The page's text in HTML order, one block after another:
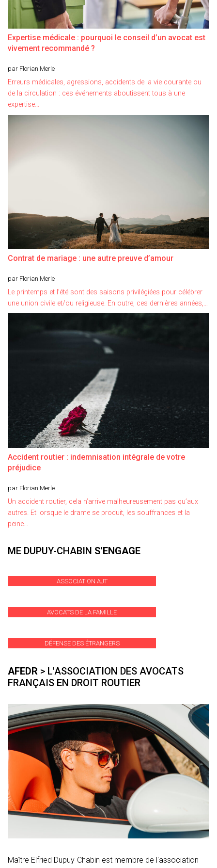
Expertise médicale : pourquoi le conseil d’un avocat est
vivement recommandé ?
par Florian Merle
Erreurs médicales, agressions, accidents de la vie courante ou
de la circulation : ces événements aboutissent tous à une
expertise…
Contrat de mariage : une autre preuve d’amour
par Florian Merle
Le printemps et l’été sont des saisons privilégiées pour célébrer
une union civile et/ou religieuse. En outre, ces dernières années,…
Accident routier : indemnisation intégrale de votre
préjudice
par Florian Merle
Un accident routier, cela n’arrive malheureusement pas qu’aux
autres. Et lorsque le drame se produit, les souffrances et la
peine…
ME DUPUY-CHABIN S'ENGAGE
ASSOCIATION AJT
AVOCATS DE LA FAMILLE
DÉFENSE DES ÉTRANGERS
AFEDR > L'ASSOCIATION DES AVOCATS
FRANÇAIS EN DROIT ROUTIER
Maître Elfried Dupuy-Chabin est membre de l'association